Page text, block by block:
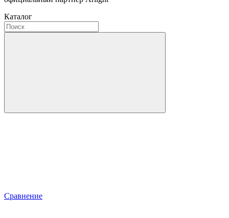
Каталог
Сравнение